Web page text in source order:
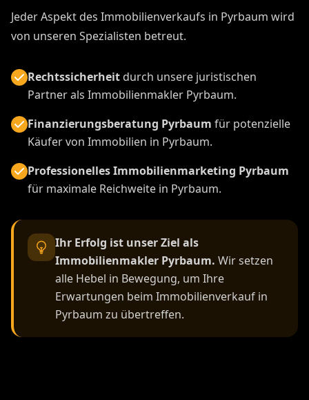
Jeder Aspekt des Immobilienverkaufs in Pyrbaum wird
von unseren Spezialisten betreut.
Rechtssicherheitdurch unsere juristischen
Partner als Immobilienmakler Pyrbaum.
Finanzierungsberatung Pyrbaum für potenzielle
Käufer von Immobilien in Pyrbaum.
Professionelles Immobilienmarketing Pyrbaum
für maximale Reichweite in Pyrbaum.
Ihr Erfolg ist unser Ziel als
Immobilienmakler Pyrbaum. Wir setzen
alle Hebel in Bewegung, um Ihre
Erwartungen beim Immobilienverkauf in
Pyrbaum zu übertreffen.